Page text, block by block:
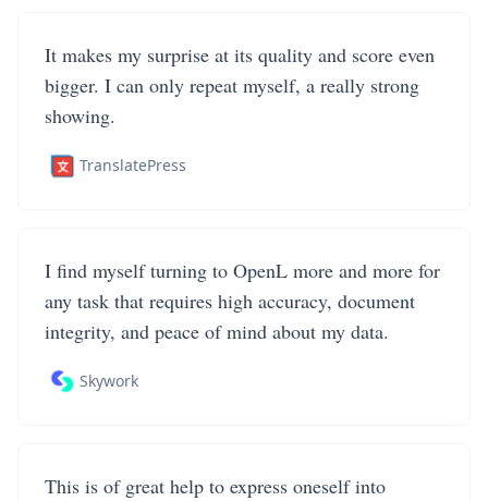
It makes my surprise at its quality and score even
bigger. I can only repeat myself, a really strong
showing.
TranslatePress
I find myself turning to OpenL more and more for
any task that requires high accuracy, document
integrity, and peace of mind about my data.
Skywork
This is of great help to express oneself into